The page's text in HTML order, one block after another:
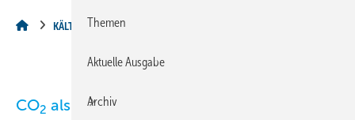
KÄLTETECHNIK
CO2 als Kältemittel
Themen
Aktuelle Ausgabe
Archiv